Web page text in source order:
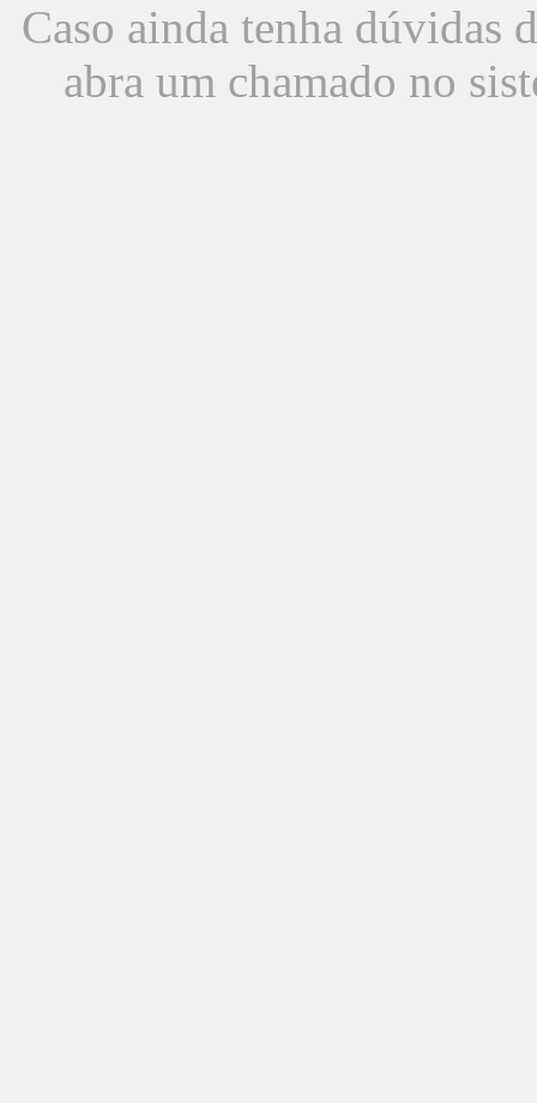
Caso ainda tenha dúvidas
abra um chamado no